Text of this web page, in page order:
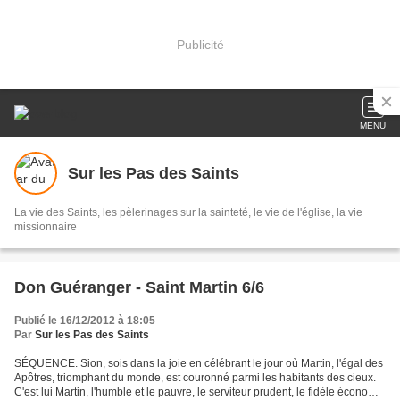
Publicité
MENU
Sur les Pas des Saints
La vie des Saints, les pèlerinages sur la sainteté, le vie de l'église, la vie
missionnaire
Don Guéranger - Saint Martin 6/6
Publié le 16/12/2012 à 18:05
Par Sur les Pas des Saints
SÉQUENCE. Sion, sois dans la joie en célébrant le jour où Martin, l'égal des
Apôtres, triomphant du monde, est couronné parmi les habitants des cieux.
C'est lui Martin, l'humble et le pauvre, le serviteur prudent, le fidèle économe